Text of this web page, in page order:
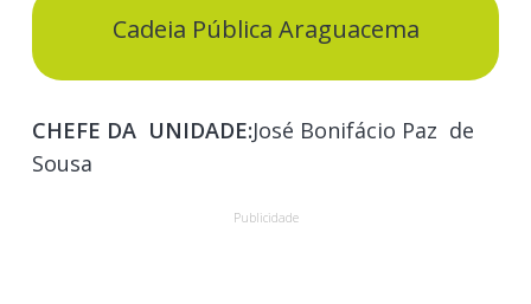
Cadeia Pública Araguacema
CHEFE DA UNIDADE:José Bonifácio Paz de
Sousa
Publicidade